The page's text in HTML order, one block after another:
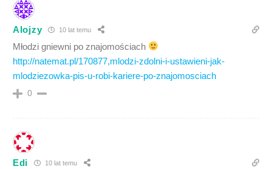
Alojzy 10 lat temu
Młodzi gniewni po znajomościach
http://natemat.pl/170877,mlodzi-zdolni-i-ustawieni-jak-
mlodziezowka-pis-u-robi-kariere-po-znajomosciach
0
Edi 10 lat temu